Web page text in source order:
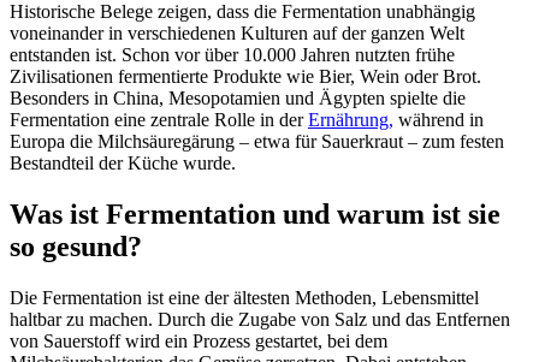
Historische Belege zeigen, dass die Fermentation unabhängig
voneinander in verschiedenen Kulturen auf der ganzen Welt
entstanden ist. Schon vor über 10.000 Jahren nutzten frühe
Zivilisationen fermentierte Produkte wie Bier, Wein oder Brot.
Besonders in China, Mesopotamien und Ägypten spielte die
Fermentation eine zentrale Rolle in derErnährung, während in
Europa die Milchsäuregärung – etwa für Sauerkraut – zum festen
Bestandteil der Küche wurde.
Was ist Fermentation und warum ist sie
so gesund?
Die Fermentation ist eine der ältesten Methoden, Lebensmittel
haltbar zu machen. Durch die Zugabe von Salz und das Entfernen
von Sauerstoff wird ein Prozess gestartet, bei dem